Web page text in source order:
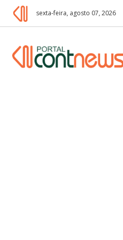
sexta-feira, agosto 07, 2026